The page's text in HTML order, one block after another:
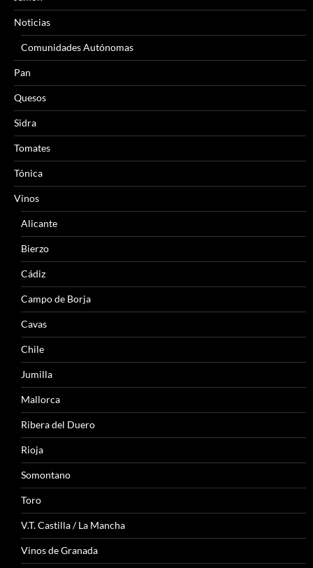
Noticias
Comunidades Autónomas
Pan
Quesos
Sidra
Tomates
Tónica
Vinos
Alicante
Bierzo
Cádiz
Campo de Borja
Cavas
Chile
Jumilla
Mallorca
Ribera del Duero
Rioja
Somontano
Toro
V.T. Castilla / La Mancha
Vinos de Granada